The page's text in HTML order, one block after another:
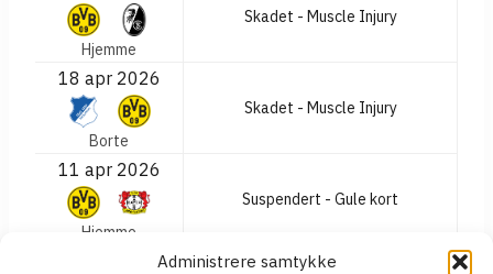
Administrere samtykke
Hjemme
Skadet - Muscle Injury
18 apr 2026
Borte
Skadet - Muscle Injury
11 apr 2026
Hjemme
Suspendert - Gule kort
13 feb 2026